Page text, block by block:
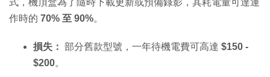
作時的 70% 至 90%。
損失： 部分舊款型號，一年待機電費可高達 $150 -
$200。